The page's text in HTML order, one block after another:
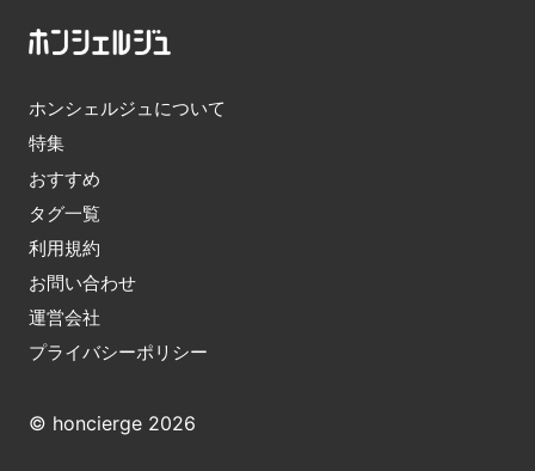
ホンシェルジュについて
特集
おすすめ
タグ一覧
利用規約
お問い合わせ
運営会社
プライバシーポリシー
© honcierge 2026